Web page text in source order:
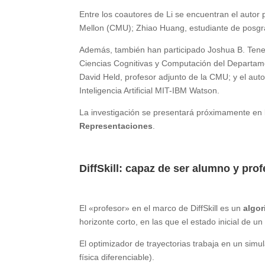
Entre los coautores de Li se encuentran el
Mellon (CMU); Zhiao Huang, estudiante de
Además, también han participado Joshua B.
Ciencias Cognitivas y Computación del
David Held, profesor adjunto de la CMU; y el
Inteligencia Artificial MIT-IBM Watson.
La investigación se presentará próximamente
Representaciones.
DiffSkill: capaz de ser alumno y
El «profesor» en el marco de DiffSkill es un
horizonte corto, en las que el estado inicial de
El optimizador de trayectorias trabaja en un
física diferenciable).